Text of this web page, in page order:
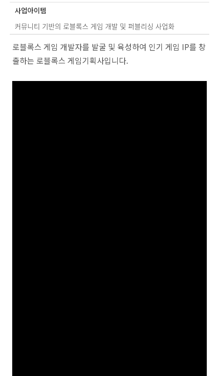
사업아이템
커뮤니티 기반의 로블록스 게임 개발 및 퍼블리싱 사업화
로블록스 게임 개발자를 발굴 및 육성하여 인기 게임 IP를 창
출하는 로블록스 게임기획사입니다.